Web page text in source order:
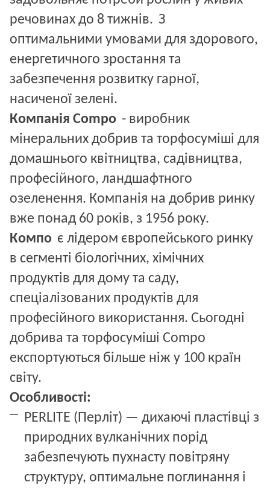
речовинах до 8 тижнів. З
оптимальними умовами для здорового,
енергетичного зростання та
забезпечення розвитку гарної,
насиченої зелені.
Компанія Сompo - виробник
мінеральних добрив та торфосуміші для
домашнього квітництва, садівництва,
професійного, ландшафтного
озеленення. Компанія на добрив ринку
вже понад 60 років, з 1956 року.
Компо є лідером європейського ринку
в сегменті біологічних, хімічних
продуктів для дому та саду,
спеціалізованих продуктів для
професійного використання. Сьогодні
добрива та торфосуміші Сompo
експортуються більше ніж у 100 країн
світу.
Особливості:
PERLITE (Перліт) — дихаючі пластівці з
природних вулканічних порід
забезпечують пухнасту повітряну
структуру, оптимальне поглинання і